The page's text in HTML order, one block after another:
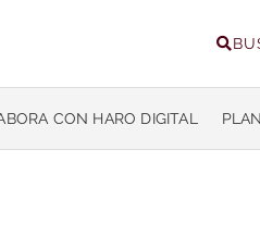
CON HARO DIGITAL